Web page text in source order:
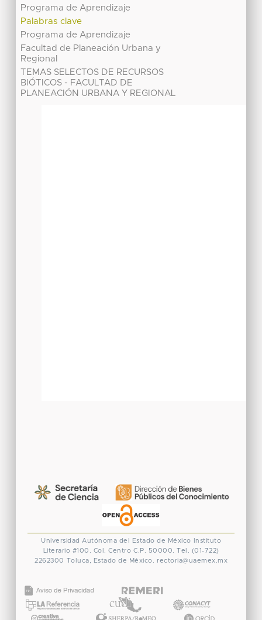
Programa de Aprendizaje
Palabras clave
Programa de Aprendizaje
Facultad de Planeación Urbana y
Regional
TEMAS SELECTOS DE RECURSOS
BIÓTICOS - FACULTAD DE
PLANEACIÓN URBANA Y REGIONAL
Universidad Autónoma del Estado de México
Instituto
Literario #100. Col. Centro C.P. 50000. Tel. (01-722)
2262300 Toluca, Estado de México. rectoria@uaemex.mx